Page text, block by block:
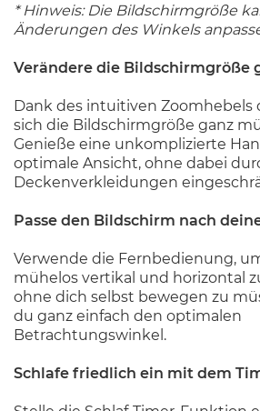
* Hinweis: Die Bildschirmgröße
Änderungen des Winkels
Verändere die Bildschirmgröße
Dank des intuitiven Zoomhebels
sich die Bildschirmgröße ganz
Genieße eine unkomplizierte
optimale Ansicht, ohne dabei
Deckenverkleidungen
Passe den Bildschirm nach
Verwende die Fernbedienung,
mühelos vertikal und horizontal
ohne dich selbst bewegen zu
du ganz einfach den optimalen
Betrachtungswinkel.
Schlafe friedlich ein mit dem